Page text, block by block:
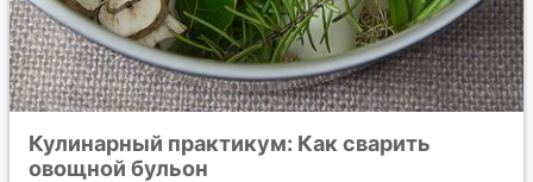
Кулинарный практикум: Как сварить
овощной бульон